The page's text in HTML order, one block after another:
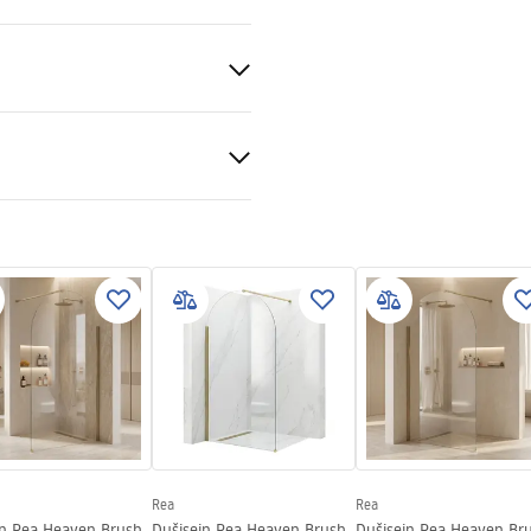
_5.pdf
Rea Rea